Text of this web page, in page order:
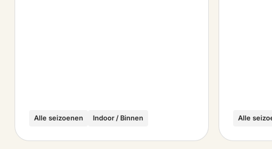
Alle seizoenen Indoor / Binnen Alle